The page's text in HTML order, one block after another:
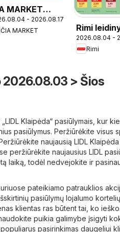
MARKET
- 2026.08.17
ČIA MARKET
Rimi
2026.08.04 -
Rimi
2026.08.03 > Šios
Klaipėda“ pasiūlymais, kur
pasiūlymus. Peržiūrėkite visus
naujausią LIDL Klaipėda
peržiūrėkite naujausius LIDL
laiką, todėl nedvejokite ir
pateikiamo patrauklios
pasiūlymų lojalumo kortelių
klientas ras būtent tai, ko ieško.
puikia galimybe įsigyti
pasirinkimas daugeliui